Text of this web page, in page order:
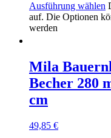
Ausführung wählen
auf. Die Optionen
werden
Mila
Becher 280
cm
49,85 €